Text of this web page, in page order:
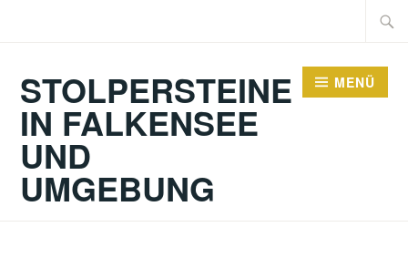
Suche
STOLPERSTEINE
IN FALKENSEE
UND
UMGEBUNG
MENÜ